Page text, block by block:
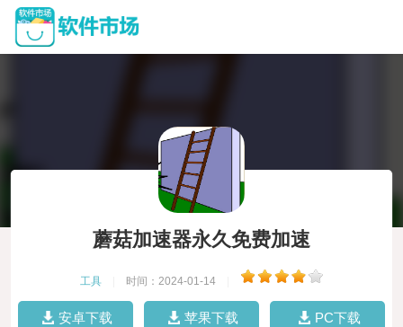
蘑菇加速器永久免费加速
工具 时间：2024-01-14
安卓下载 苹果下载 PC下载